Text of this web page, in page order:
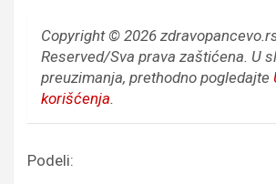
Copyright © 2026
Reserved/Sva prava zaštićena. U
preuzimanja, prethodno pogledajte
korišćenja.
Podeli: